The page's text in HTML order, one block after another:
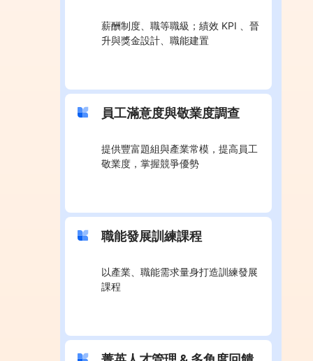
薪酬制度、職等職級；績效 KPI 、晉
升與獎金設計、職能建置
員工滿意度與敬業度調查
提供豐富題組與產業常模，提高員工
敬業度，掌握競爭優勢
職能發展訓練課程
以產業、職能需求量身打造訓練發展
課程